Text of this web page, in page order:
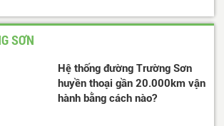
SƠN
Hệ thống đường Trường Sơn
huyền thoại gần 20.000km vận
hành bằng cách nào?